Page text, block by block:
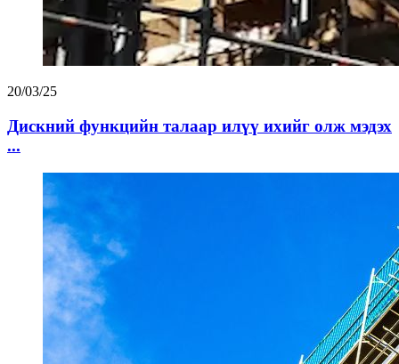
20/03/25
Дискний функцийн талаар илүү ихийг олж мэдэх
...